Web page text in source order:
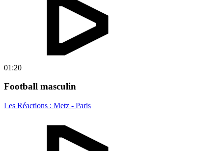
01:20
Football masculin
Les Réactions : Metz - Paris